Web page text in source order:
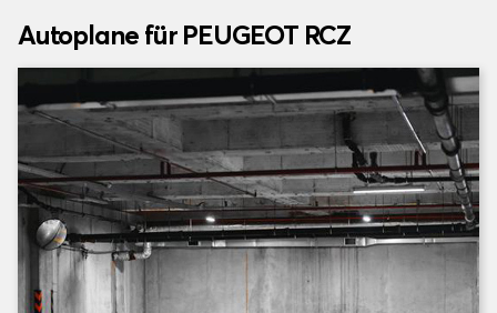
Autoplane für PEUGEOT RCZ